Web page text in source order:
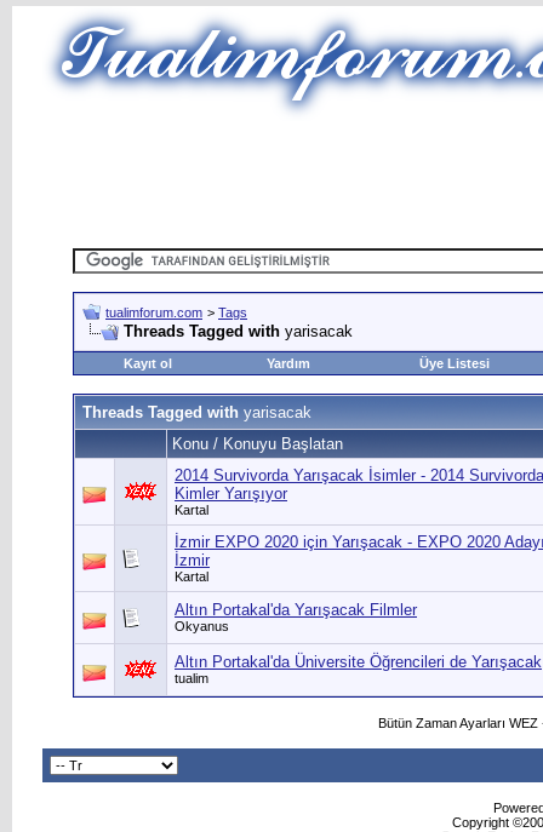
tualimforum.com > Tags
Threads Tagged with yarisacak
Kayıt ol Yardım Üye Listesi
Threads Tagged with yarisacak
Konu / Konuyu Başlatan
2014 Survivorda Yarışacak İsimler - 2014 Survivorda
Kimler Yarışıyor
Kartal
İzmir EXPO 2020 için Yarışacak - EXPO 2020
İzmir
Kartal
Altın Portakal'da Yarışacak Filmler
Okyanus
Altın Portakal'da Üniversite Öğrencileri de Yarışacak
tualim
Bütün Zaman Ayarları
Copyright